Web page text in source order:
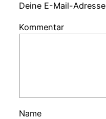
Deine E-Mail-
Kommentar
Name